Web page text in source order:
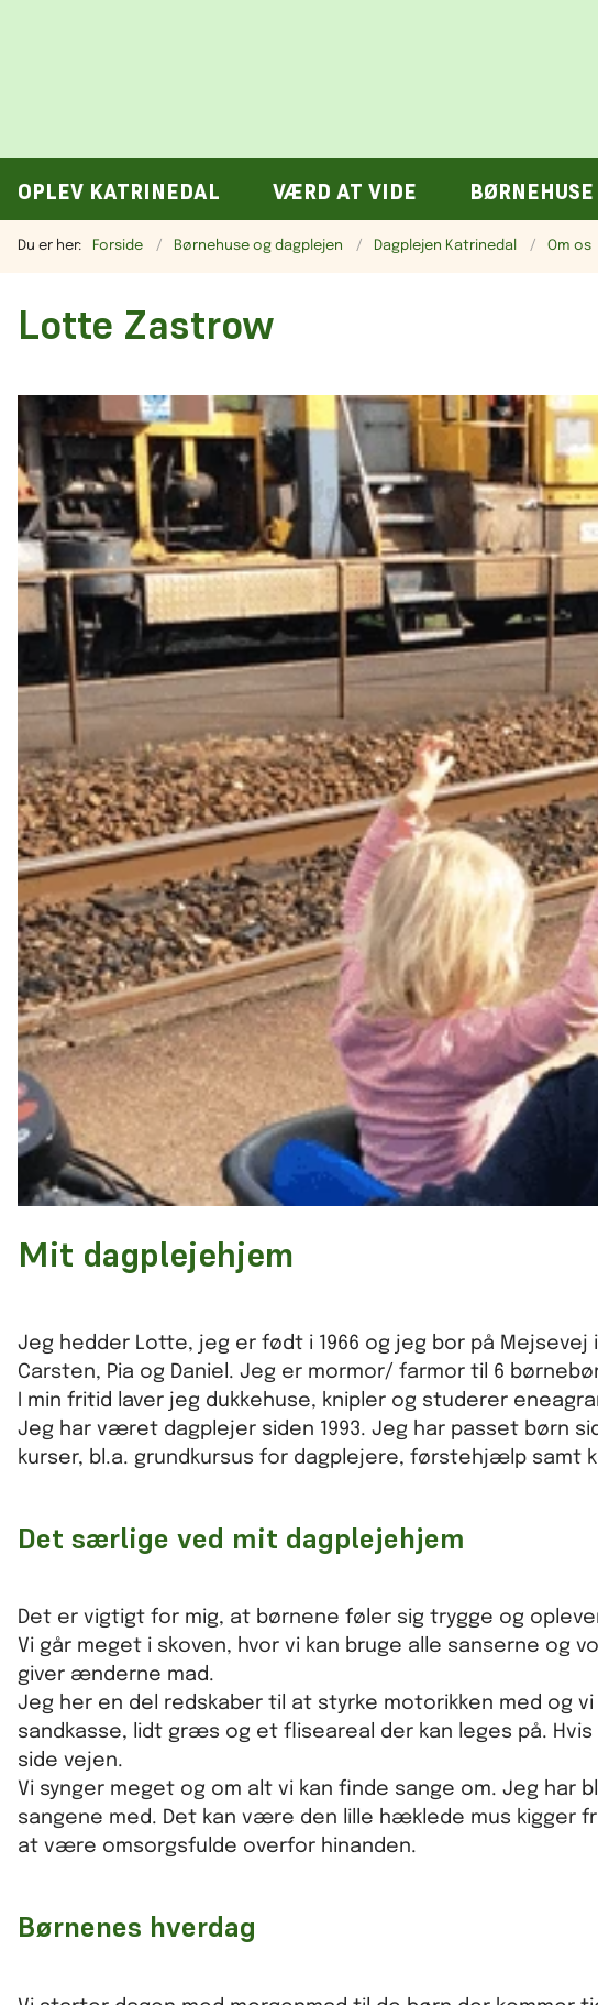
OPLEV KATRINEDAL VÆRD AT VIDE
Du er her: Forside Børnehuse og dagplejen Dagplejen Katrinedal Om os
Lotte Zastrow
Mit dagplejehjem
Jeg hedder Lotte, jeg er født i 1966 og jeg bor på
Carsten, Pia og Daniel. Jeg er mormor/ farmor til 6
I min fritid laver jeg dukkehuse, knipler og studerer
Jeg har været dagplejer siden 1993. Jeg har passet børn
kurser, bl.a. grundkursus for dagplejere, førstehjælp samt
Det særlige ved mit dagplejehjem
Det er vigtigt for mig, at børnene føler sig trygge og
Vi går meget i skoven, hvor vi kan bruge alle sanserne
giver ænderne mad.
Jeg her en del redskaber til at styrke motorikken med og
sandkasse, lidt græs og et fliseareal der kan leges på.
side vejen.
Vi synger meget og om alt vi kan finde sange om. Jeg har
sangene med. Det kan være den lille hæklede mus kigger
at være omsorgsfulde overfor hinanden.
Børnenes hverdag